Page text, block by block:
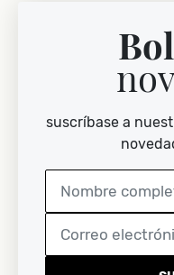
suscríbase a